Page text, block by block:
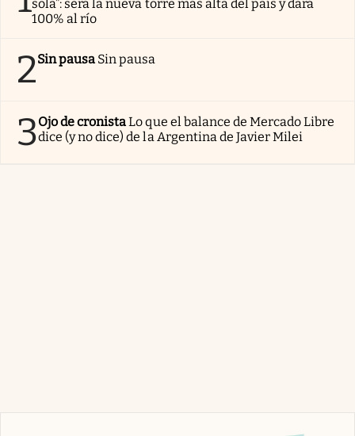
sola”: será la nueva torre más alta del país y dará
100% al río
2Sin pausa Sin pausa
3Ojo de cronistaLo que el balance de Mercado Libre
dice (y no dice) de la Argentina de Javier Milei